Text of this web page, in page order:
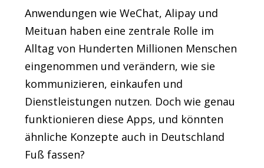
Anwendungen wie WeChat, Alipay und
Meituan haben eine zentrale Rolle im
Alltag von Hunderten Millionen Menschen
eingenommen und verändern, wie sie
kommunizieren, einkaufen und
Dienstleistungen nutzen. Doch wie genau
funktionieren diese Apps, und könnten
ähnliche Konzepte auch in Deutschland
Fuß fassen?